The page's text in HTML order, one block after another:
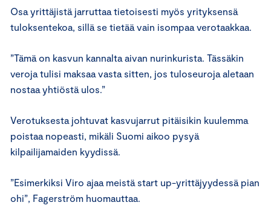
Osa yrittäjistä jarruttaa tietoisesti myös yrityksensä
tuloksentekoa, sillä se tietää vain isompaa verotaakkaa.
”Tämä on kasvun kannalta aivan nurinkurista. Tässäkin
veroja tulisi maksaa vasta sitten, jos tuloseuroja aletaan
nostaa yhtiöstä ulos.”
Verotuksesta johtuvat kasvujarrut pitäisikin kuulemma
poistaa nopeasti, mikäli Suomi aikoo pysyä
kilpailijamaiden kyydissä.
”Esimerkiksi Viro ajaa meistä start up-yrittäjyydessä pian
ohi”, Fagerström huomauttaa.